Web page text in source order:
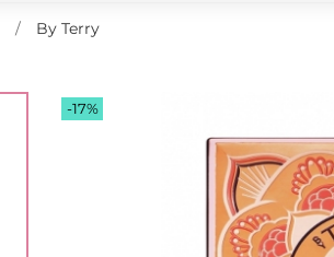
By Terry
-17%